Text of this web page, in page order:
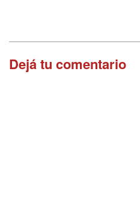
Dejá tu comentario